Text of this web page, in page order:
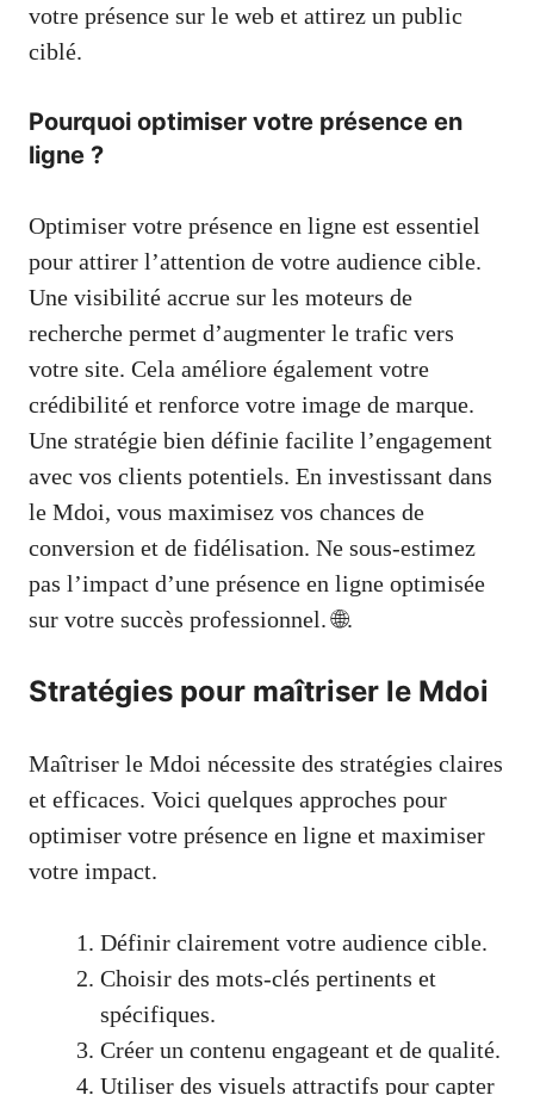
votre présence sur le web et attirez un public
ciblé.
Pourquoi optimiser votre présence en
ligne ?
Optimiser votre présence en ligne est essentiel
pour attirer l’attention de votre audience cible.
Une visibilité accrue sur les moteurs de
recherche permet d’augmenter le trafic vers
votre site. Cela améliore également votre
crédibilité et renforce votre image de marque.
Une stratégie bien définie facilite l’engagement
avec vos clients potentiels. En investissant dans
le Mdoi, vous maximisez vos chances de
conversion et de fidélisation. Ne sous-estimez
pas l’impact d’une présence en ligne optimisée
sur votre succès professionnel. 🌐.
Stratégies pour maîtriser le Mdoi
Maîtriser le Mdoi nécessite des stratégies claires
et efficaces. Voici quelques approches pour
optimiser votre présence en ligne et maximiser
votre impact.
Définir clairement votre audience cible.
Choisir des mots-clés pertinents et
spécifiques.
Créer un contenu engageant et de qualité.
Utiliser des visuels attractifs pour capter